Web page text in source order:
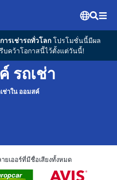
ารเช่ารถทั่วโลกโปรโมชั่นนี้มีผล
บคว้าโอกาสนี้ไว้ตั้งแต่วันนี้!
รถเช่า
ช่าใน ออมสค์
ายเออร์ที่มีชื่อเสียงทั้งหมด